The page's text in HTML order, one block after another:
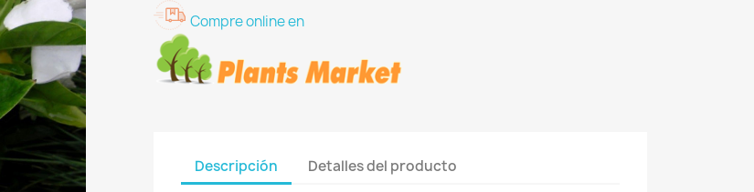
Compre online en
Descripción Detalles del producto